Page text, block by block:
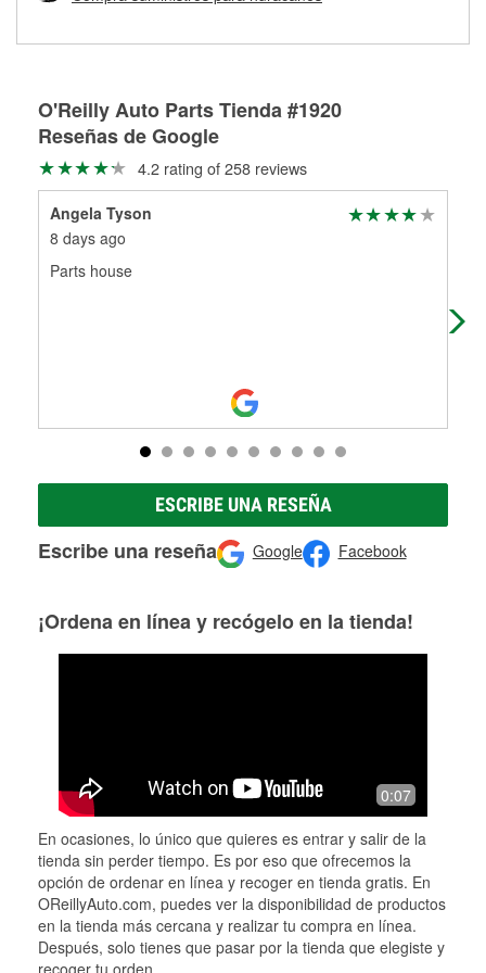
partes de reemplazo correctas para tu reparación.
O'Reilly Auto Parts Tienda #1920
Reseñas de Google
4.2 rating of 258 reviews
Angela Tyson
8 days ago
Parts house
ESCRIBE UNA RESEÑA
Escribe una reseña Google Facebook
¡Ordena en línea y recógelo en la tienda!
0:07
En ocasiones, lo único que quieres es entrar y salir de la
tienda sin perder tiempo. Es por eso que ofrecemos la
opción de ordenar en línea y recoger en tienda gratis. En
OReillyAuto.com, puedes ver la disponibilidad de productos
en la tienda más cercana y realizar tu compra en línea.
Después, solo tienes que pasar por la tienda que elegiste y
recoger tu orden.